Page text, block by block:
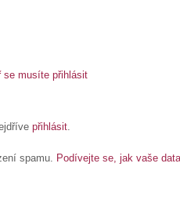
se musíte přihlásit
přihlásit
spamu. Podívejte se, jak vaše